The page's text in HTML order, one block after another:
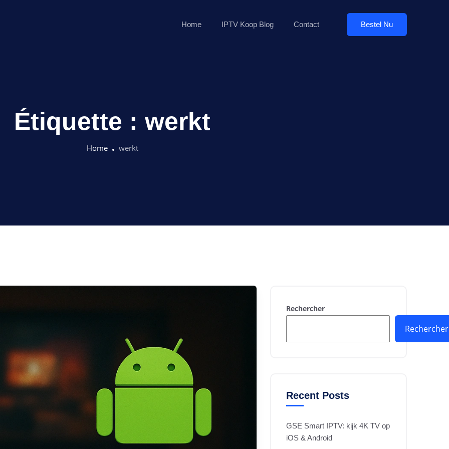
Home IPTV Koop Blog Contact Bestel Nu
Étiquette : werkt
Home werkt
Rechercher
Rechercher
Recent Posts
GSE Smart IPTV: kijk 4K TV op
iOS & Android